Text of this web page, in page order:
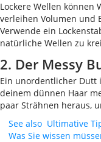
Lockere Wellen können
verleihen Volumen und
Verwende ein
natürliche Wellen zu
2. Der Messy
Ein unordentlicher Dutt
deinem dünnen Haar
paar Strähnen heraus,
See also Ultimative
Was Sie wissen